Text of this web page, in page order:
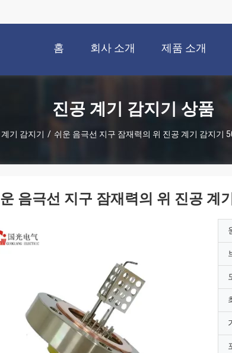
홈 회사 소개 제품 소개
진공 계기 감지기 상품
기 감지기 / 쉬운 음극선 지구 잠재력의 위 진공 계기 감지기
음극선 지구 잠재력의 위 진공 계